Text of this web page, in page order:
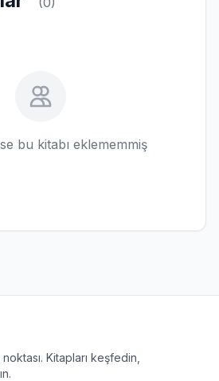
bu kitabı eklememmiş
Kitapları keşfedin,